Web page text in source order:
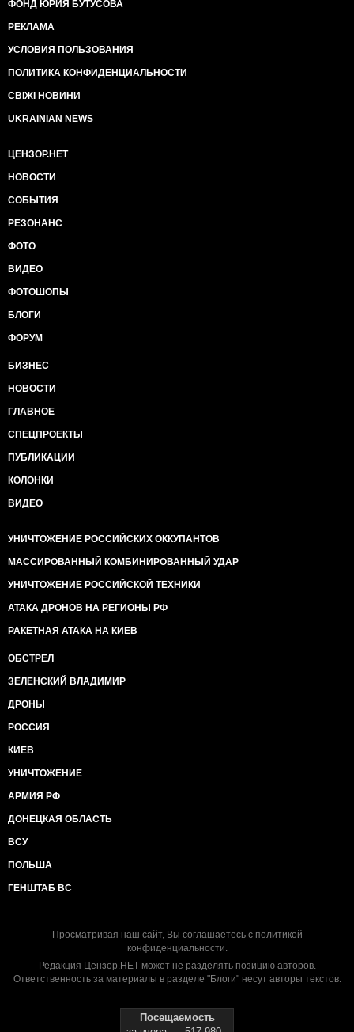
ФОНД ЮРИЯ БУТУСОВА
РЕКЛАМА
УСЛОВИЯ ПОЛЬЗОВАНИЯ
ПОЛИТИКА КОНФИДЕНЦИАЛЬНОСТИ
СВІЖІ НОВИНИ
UKRAINIAN NEWS
ЦЕНЗОР.НЕТ
НОВОСТИ
СОБЫТИЯ
РЕЗОНАНС
ФОТО
ВИДЕО
ФОТОШОПЫ
БЛОГИ
ФОРУМ
БИЗНЕС
НОВОСТИ
ГЛАВНОЕ
СПЕЦПРОЕКТЫ
ПУБЛИКАЦИИ
КОЛОНКИ
ВИДЕО
УНИЧТОЖЕНИЕ РОССИЙСКИХ ОККУПАНТОВ
МАССИРОВАННЫЙ КОМБИНИРОВАННЫЙ УДАР
УНИЧТОЖЕНИЕ РОССИЙСКОЙ ТЕХНИКИ
АТАКА ДРОНОВ НА РЕГИОНЫ РФ
РАКЕТНАЯ АТАКА НА КИЕВ
ОБСТРЕЛ
ЗЕЛЕНСКИЙ ВЛАДИМИР
ДРОНЫ
РОССИЯ
КИЕВ
УНИЧТОЖЕНИЕ
АРМИЯ РФ
ДОНЕЦКАЯ ОБЛАСТЬ
ВСУ
ПОЛЬША
ГЕНШТАБ ВС
Просматривая наш сайт, Вы соглашаетесь с политикой
конфиденциальности.
Редакция Цензор.НЕТ может не разделять позицию авторов.
Ответственность за материалы в разделе "Блоги" несут авторы текстов.
Посещаемость